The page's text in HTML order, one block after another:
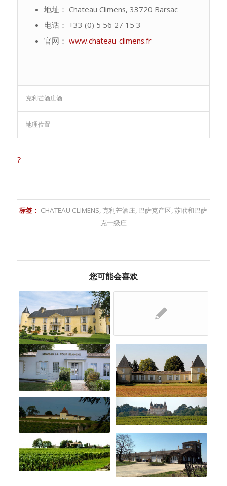
地址： Chateau Climens, 33720 Barsac
电话： +33 (0) 5 56 27 15 3
官网： www.chateau-climens.fr
–
克利芒酒庄酒
地理位置
?
标签： CHATEAU CLIMENS, 克利芒酒庄, 巴萨克产区,苏玳和巴萨
克一级庄
您可能会喜欢